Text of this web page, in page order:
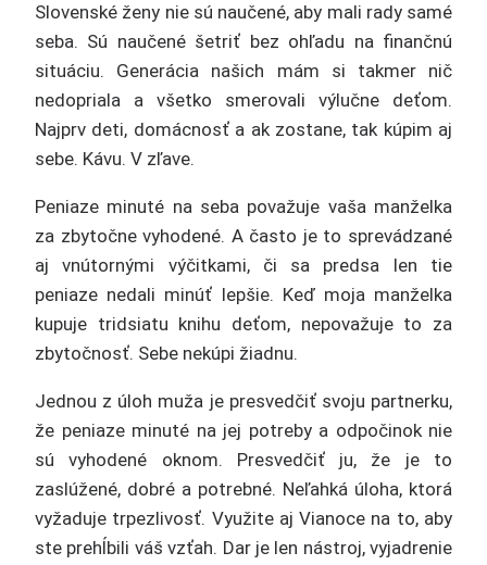
Slovenské ženy nie sú naučené, aby mali rady samé
seba. Sú naučené šetriť bez ohľadu na finančnú
situáciu. Generácia našich mám si takmer nič
nedopriala a všetko smerovali výlučne deťom.
Najprv deti, domácnosť a ak zostane, tak kúpim aj
sebe. Kávu. V zľave.
Peniaze minuté na seba považuje vaša manželka
za zbytočne vyhodené. A často je to sprevádzané
aj vnútornými výčitkami, či sa predsa len tie
peniaze nedali minúť lepšie. Keď moja manželka
kupuje tridsiatu knihu deťom, nepovažuje to za
zbytočnosť. Sebe nekúpi žiadnu.
Jednou z úloh muža je presvedčiť svoju partnerku,
že peniaze minuté na jej potreby a odpočinok nie
sú vyhodené oknom. Presvedčiť ju, že je to
zaslúžené, dobré a potrebné. Neľahká úloha, ktorá
vyžaduje trpezlivosť. Využite aj Vianoce na to, aby
ste prehĺbili váš vzťah. Dar je len nástroj, vyjadrenie